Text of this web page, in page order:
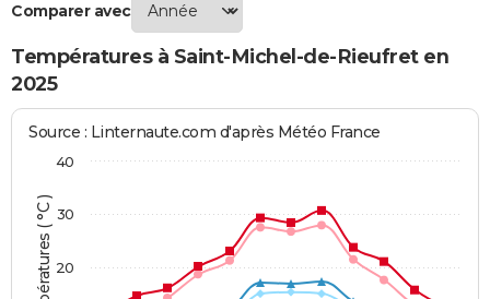
Comparer avec
Températures à Saint-Michel-de-Rieufret en
2025
Températures ( °C )
Source : Linternaute.com d'après Météo France
20
30
40